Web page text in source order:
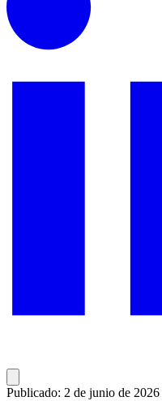
Publicado: 2 de junio de 2026